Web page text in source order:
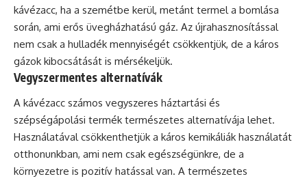
kávézacc, ha a szemétbe kerül, metánt termel a bomlása
során, ami erős üvegházhatású gáz. Az újrahasznosítással
nem csak a hulladék mennyiségét csökkentjük, de a káros
gázok kibocsátását is mérsékeljük.
Vegyszermentes alternatívák
A kávézacc számos vegyszeres háztartási és
szépségápolási termék természetes alternatívája lehet.
Használatával csökkenthetjük a káros kemikáliák használatát
otthonunkban, ami nem csak egészségünkre, de a
környezetre is pozitív hatással van. A természetes